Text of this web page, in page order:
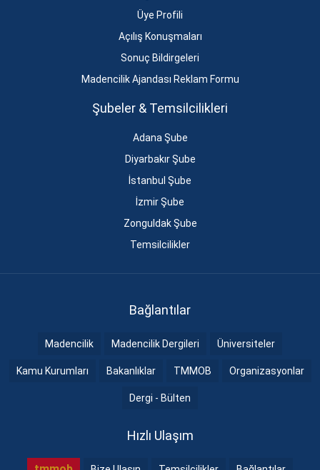
Üye Profili
Açılış Konuşmaları
Sonuç Bildirgeleri
Madencilik Ajandası Reklam Formu
Şubeler & Temsilcilikleri
Adana Şube
Diyarbakır Şube
İstanbul Şube
İzmir Şube
Zonguldak Şube
Temsilcilikler
Bağlantılar
Madencilik Madencilik Dergileri Üniversiteler
Kamu Kurumları Bakanlıklar TMMOB Organizasyonlar
Dergi - Bülten
Hızlı Ulaşım